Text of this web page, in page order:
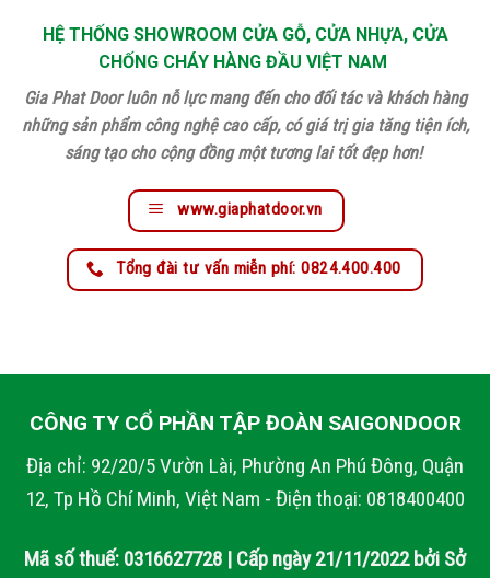
HỆ THỐNG SHOWROOM CỬA GỖ, CỬA NHỰA, CỬA
CHỐNG CHÁY HÀNG ĐẦU VIỆT NAM
Gia Phat Door luôn nỗ lực mang đến cho đối tác và khách hàng
những sản phẩm công nghệ cao cấp, có giá trị gia tăng tiện ích,
sáng tạo cho cộng đồng một tương lai tốt đẹp hơn!
www.giaphatdoor.vn
Tổng đài tư vấn miễn phí: 0824.400.400
CÔNG TY CỔ PHẦN TẬP ĐOÀN SAIGONDOOR
Địa chỉ: 92/20/5 Vườn Lài, Phường An Phú Đông, Quận
12, Tp Hồ Chí Minh, Việt Nam - Điện thoại: 0818400400
Mã số thuế: 0316627728 | Cấp ngày 21/11/2022 bởi Sở